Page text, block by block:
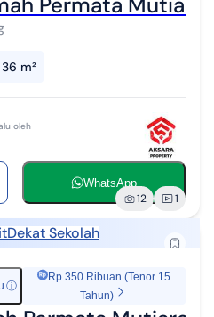
36 m²
oleh
WhatsApp
12 1
Dekat Sekolah
ⓘ
Rp 350 Ribuan (Tenor 15
Tahun)